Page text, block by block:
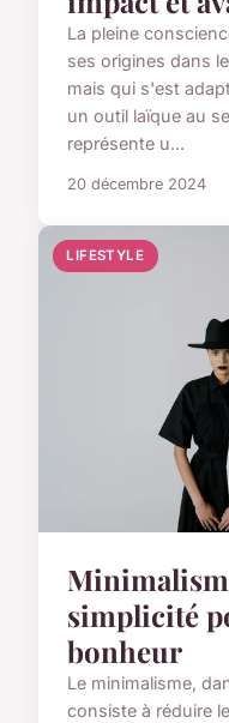
La pleine
ses origines dans
mais qui s'est
un outil laïque au
représente u...
20 décembre 2024
LIFESTYLE
simplicité
bonheur
Le minimalisme,
consiste à réduire